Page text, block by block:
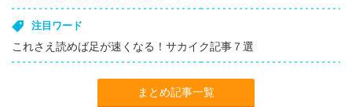
注目ワード
これさえ読めば足が速くなる！サカイク記事７選
まとめ記事一覧